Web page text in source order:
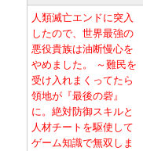
人類滅亡エンドに突入
したので、世界最強の
悪役貴族は油断慢心を
やめました。 ～難民を
受け入れまくってたら
領地が『最後の砦』
に。絶対防御スキルと
人材チートを駆使して
ゲーム知識で無双しま